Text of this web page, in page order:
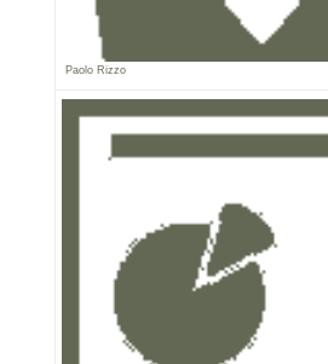
Paolo Rizzo